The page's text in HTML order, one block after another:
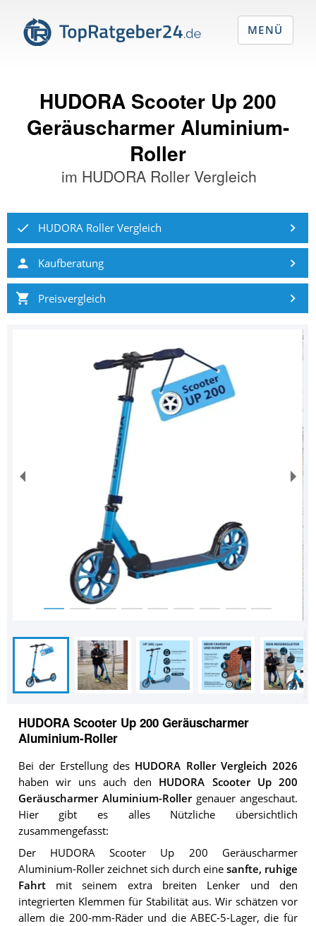
HUDORA Scooter Up 200
Geräuscharmer Aluminium-
Roller
im HUDORA Roller Vergleich
HUDORA Roller Vergleich
Kaufberatung
Preisvergleich
HUDORA Scooter Up 200 Geräuscharmer
Aluminium-Roller
Bei der Erstellung des HUDORA Roller Vergleich 2026
haben wir uns auch den HUDORA Scooter Up 200
Geräuscharmer Aluminium-Rollergenauer angeschaut.
Hier gibt es alles Nützliche übersichtlich
zusammengefasst:
Der HUDORA Scooter Up 200 Geräuscharmer
Aluminium-Roller zeichnet sich durch eine sanfte, ruhige
Fahrtmit seinem extra breiten Lenker und den
integrierten Klemmen für Stabilität aus. Wir schätzen vor
allem die 200-mm-Räder und die ABEC-5-Lager, die für
MENÜ